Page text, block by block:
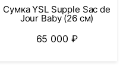
Сумка YSL Supple Sac de
Jour Baby (26 см)
65 000 ₽